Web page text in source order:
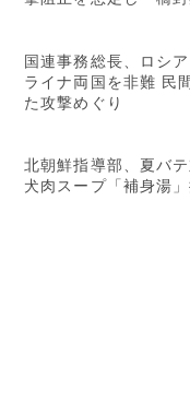
国連事務総長、ロシ
ライナ両国を非難 民
た攻撃めぐり
北朝鮮指導部、夏バ
犬肉スープ「補身湯